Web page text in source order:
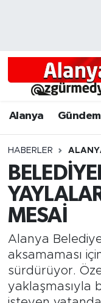
Alanya Gündem
HABERLER
MESAİ
Alanya
aksamaması
sürdürüyor.
yaklaşmasıyla
Alanyum
Bölgesel
Dünya
Gazipaşa
Alanya Hava
Tüm
Son Dakika
Haber Arşivi